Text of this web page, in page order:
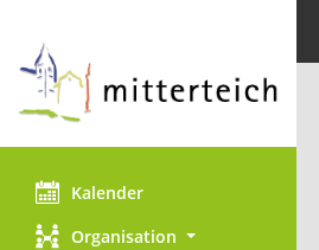
Kalender
Organisation